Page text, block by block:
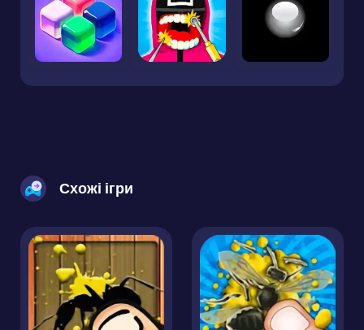
Схожі ігри